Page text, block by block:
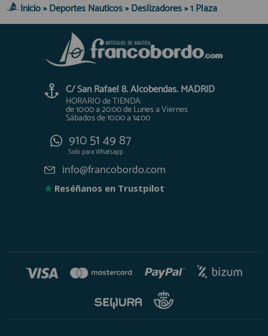
Inicio»Deportes Nauticos»Deslizadores»1 Plaza
C/ San Rafael 8. Alcobendas. MADRID
HORARIO de TIENDA:
de 10:00 a 20:00 de Lunes a Viernes
Sábados de 10:00 a 14:00
910 51 49 87
Solo paraWhatsapp
info@francobordo.com
★ Reséñanos en Trustpilot